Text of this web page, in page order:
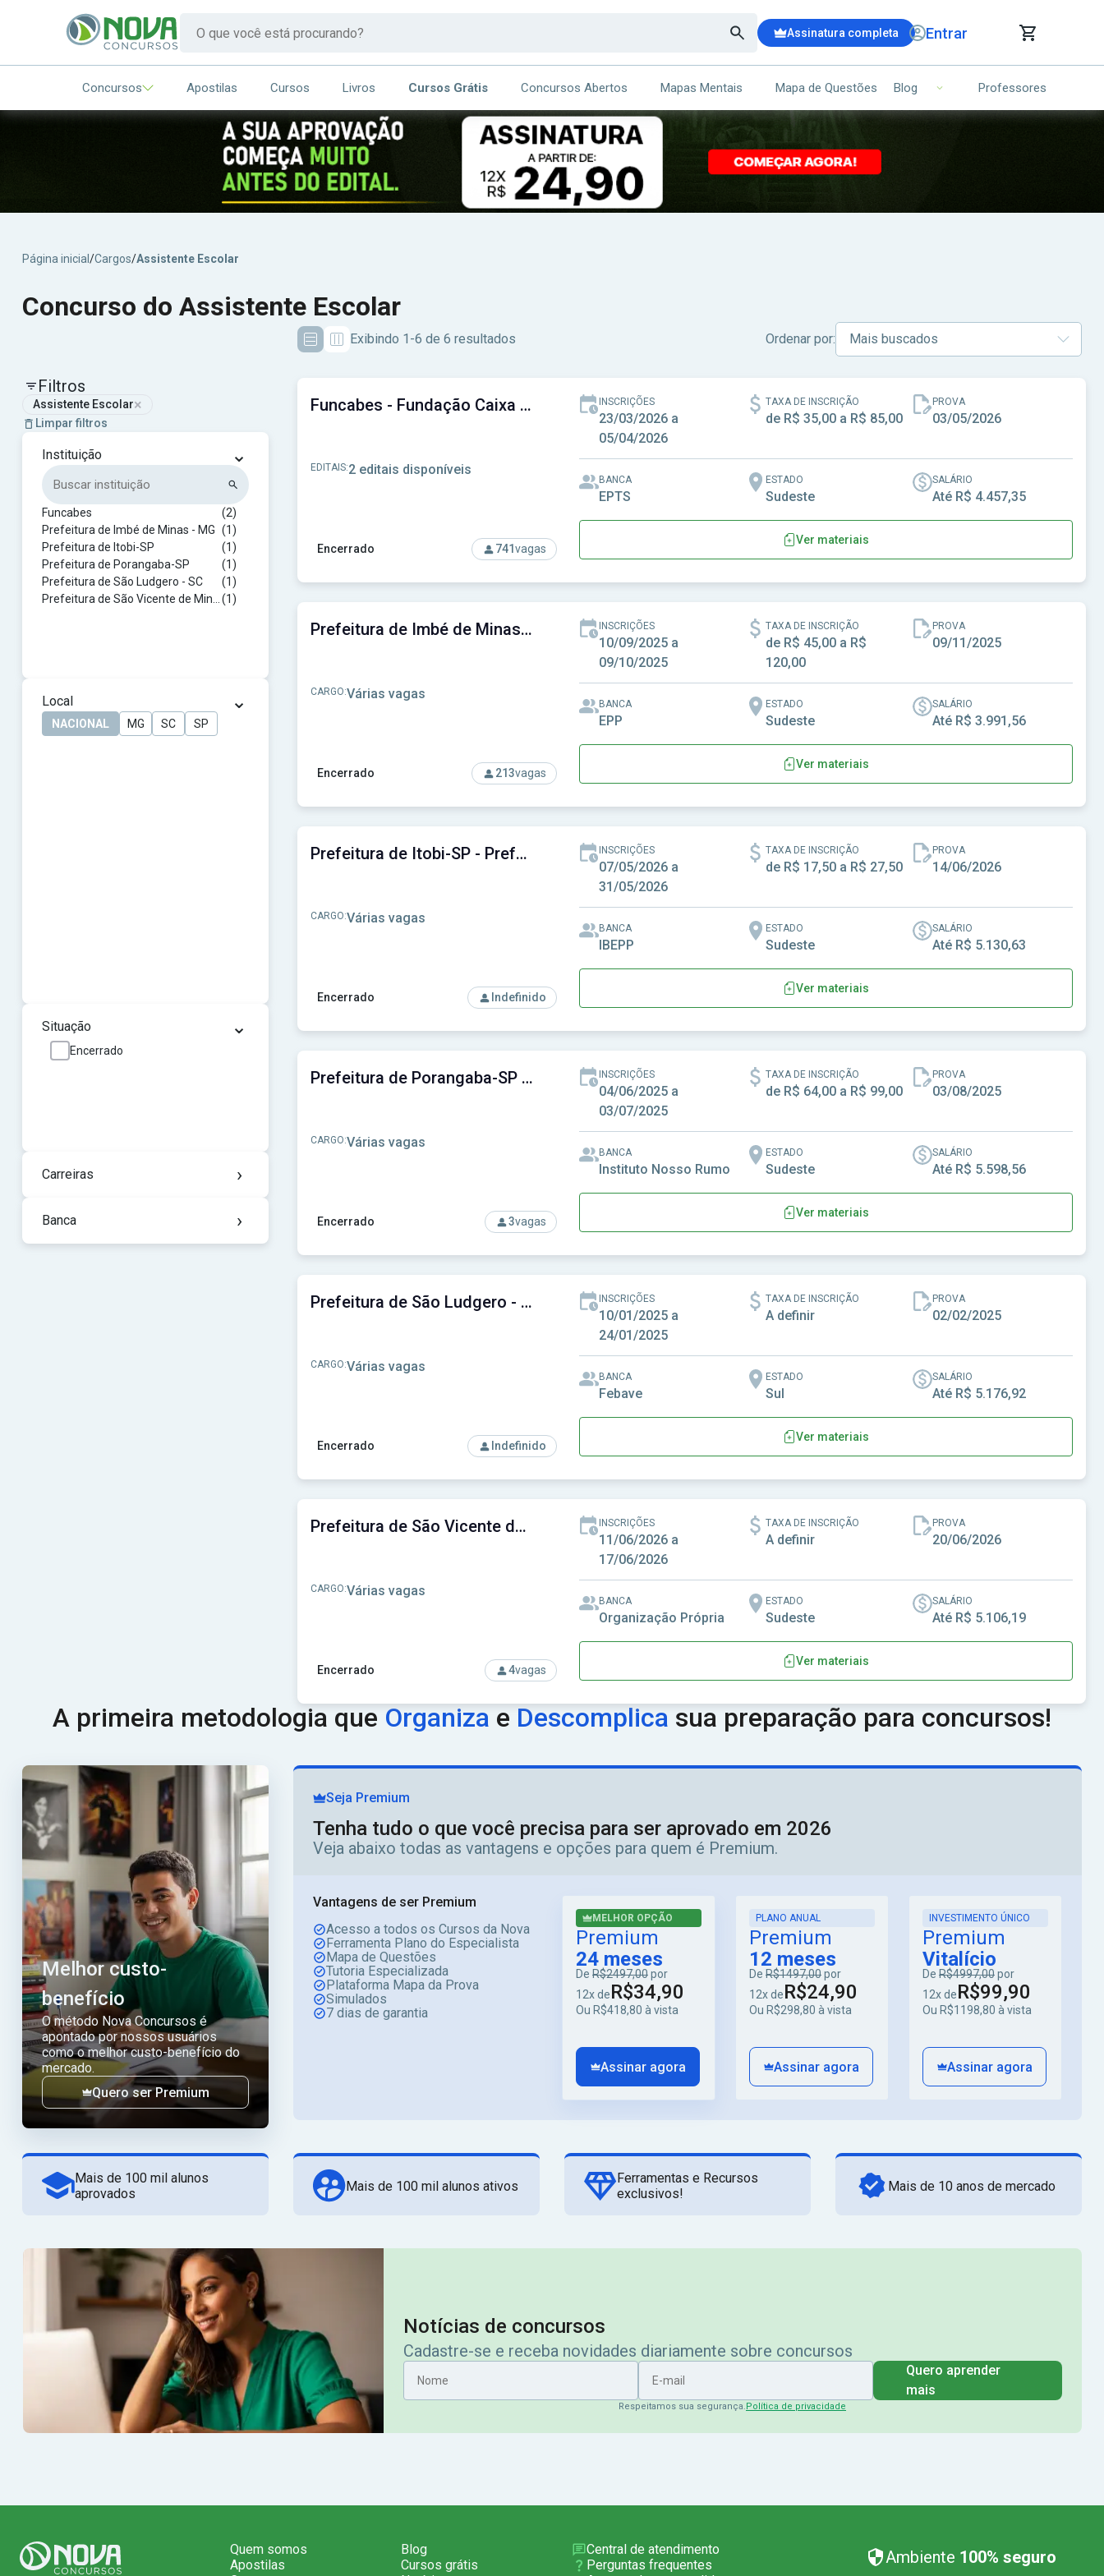
Assinatura completa Entrar
CARRINHO DE COMPRAS
ITENS (00)
Ops!
Seu carrinho ainda está vazio.
Concursos Apostilas Cursos Livros Cursos Grátis Concursos Abertos Mapas Mentais Mapa de Questões Blog Professores
Página inicial /Cargos/Assistente Escolar
Concurso do Assistente Escolar
Exibindo 1-6 de 6 resultados Ordenar por:
Filtros
Assistente Escolar×
Limpar filtros
Instituição ⌄
Funcabes
(2)
Prefeitura de Imbé de Minas - MG (1)
Prefeitura de Itobi-SP
(1)
Prefeitura de Porangaba-SP
(1)
Prefeitura de São Ludgero - SC
(1)
Prefeitura de São Vicente de Minas-MG
(1)
Local ⌄
NACIONAL MG SC SP
Situação ⌄
Encerrado
Carreiras ›
Banca ›
Encerrado 741vagas
Funcabes - Fundação Caixa Beneficente dos Funcionários da Universidade de Taubaté
EDITAIS:2 editais disponíveis
INSCRIÇÕES
23/03/2026 a
05/04/2026
TAXA DE INSCRIÇÃO
de R$ 35,00 a R$ 85,00
PROVA
03/05/2026
BANCA
EPTS
ESTADO
Sudeste
SALÁRIO
Até R$ 4.457,35
Ver materiais
Encerrado 213vagas
Prefeitura de Imbé de Minas - MG - Prefeitura Municipal de Imbé de Minas - MG
CARGO:Várias vagas
INSCRIÇÕES
10/09/2025 a
09/10/2025
TAXA DE INSCRIÇÃO
de R$ 45,00 a R$
120,00
PROVA
09/11/2025
BANCA
EPP
ESTADO
Sudeste
SALÁRIO
Até R$ 3.991,56
Ver materiais
Encerrado Indefinido
Prefeitura de Itobi-SP - Prefeitura Municipal de Itobi-SP
CARGO:Várias vagas
INSCRIÇÕES
07/05/2026 a
31/05/2026
TAXA DE INSCRIÇÃO
de R$ 17,50 a R$ 27,50
PROVA
14/06/2026
BANCA
IBEPP
ESTADO
Sudeste
SALÁRIO
Até R$ 5.130,63
Ver materiais
Encerrado 3vagas
Prefeitura de Porangaba-SP - Prefeitura Municipal de Porangaba-SP
CARGO:Várias vagas
INSCRIÇÕES
04/06/2025 a
03/07/2025
TAXA DE INSCRIÇÃO
de R$ 64,00 a R$ 99,00
PROVA
03/08/2025
BANCA
Instituto Nosso Rumo
ESTADO
Sudeste
SALÁRIO
Até R$ 5.598,56
Ver materiais
Encerrado Indefinido
Prefeitura de São Ludgero - SC - Prefeitura Municipal de São Ludgero - SC
CARGO:Várias vagas
INSCRIÇÕES
10/01/2025 a
24/01/2025
TAXA DE INSCRIÇÃO
A definir
PROVA
02/02/2025
BANCA
Febave
ESTADO
Sul
SALÁRIO
Até R$ 5.176,92
Ver materiais
Encerrado 4vagas
Prefeitura de São Vicente de Minas-MG - Prefeitura Municipal de São Vicente de Minas-MG
CARGO:Várias vagas
INSCRIÇÕES
11/06/2026 a
17/06/2026
TAXA DE INSCRIÇÃO
A definir
PROVA
20/06/2026
BANCA
Organização Própria
ESTADO
Sudeste
SALÁRIO
Até R$ 5.106,19
Ver materiais
A primeira metodologia que Organiza e Descomplica sua preparação para concursos!
Melhor custo-
benefício
O método Nova Concursos é
apontado por nossos usuários
como o melhor custo-benefício do
mercado.
Quero ser Premium
Seja Premium
Tenha tudo o que você precisa para ser aprovado em 2026
Veja abaixo todas as vantagens e opções para quem é Premium.
Vantagens de ser Premium
Acesso a todos os Cursos da Nova
Ferramenta Plano do Especialista
Mapa de Questões
Tutoria Especializada
Plataforma Mapa da Prova
Simulados
7 dias de garantia
MELHOR OPÇÃO
Premium
24 meses
De R$2497,00por
12x deR$34,90
Ou R$418,80 à vista
Assinar agora
PLANO ANUAL
Premium
12 meses
De R$1497,00por
12x deR$24,90
Ou R$298,80 à vista
Assinar agora
INVESTIMENTO ÚNICO
Premium
Vitalício
De R$4997,00por
12x deR$99,90
Ou R$1198,80 à vista
Assinar agora
Mais de 100 mil alunos
aprovados
Mais de 100 mil alunos ativos
Ferramentas e Recursos
exclusivos!
Mais de 10 anos de mercado
Notícias de concursos
Cadastre-se e receba novidades diariamente sobre concursos
Nome
E-mail
Quero aprender
mais
Respeitamos sua segurança.Política de privacidade
Quem somos
Apostilas
Blog
Cursos grátis
Central de atendimento
Perguntas frequentes
Ambiente 100% seguro